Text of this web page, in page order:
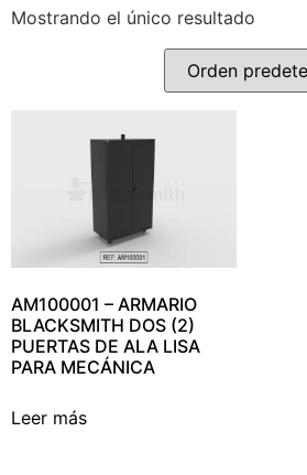
Mostrando el único resultado
AM100001 – ARMARIO
BLACKSMITH DOS (2)
PUERTAS DE ALA LISA
PARA MECÁNICA
Leer más